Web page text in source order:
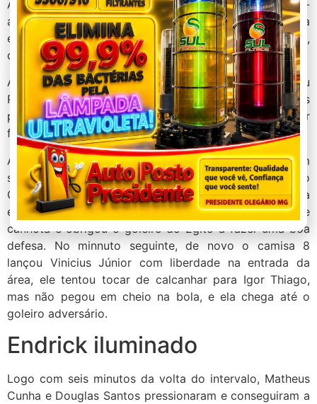
Aos 25, Raphinha lançou Vinicius Júnior no contra-
ataque, e o camisa 7 invadiu a área com liberdade pela
esquerda. Ele finalizou de pé direito na saída do goleiro,
que fez ótima defesa.
Aos 32, Lucas Paquetá carregou pelo meio e lançou
Raphinha na área. Ele cortou para a direita e depois
para a esquerda e finaliza cruzado de canhota. Shobeir
fez boa defesa.
As duas principais chances perdidas vieram quase em
sequência, aos 37 e aos 38 minutos. No primeiro, Bruno
Guimarães deu um bom passe para Igor Thiago na
esquerda da grande área. O centroavante finalizou de
canhota e obrigou o goleiro do Egito a fazer uma boa
defesa. No minnuto seguinte, de novo o camisa 8
lançou Vinicius Júnior com liberdade na entrada da
área, ele tentou tocar de calcanhar para Igor Thiago,
mas não pegou em cheio na bola, e ela chega até o
goleiro adversário.
Endrick iluminado
Logo com seis minutos da volta do intervalo, Matheus
Cunha e Douglas Santos pressionaram e conseguiram a